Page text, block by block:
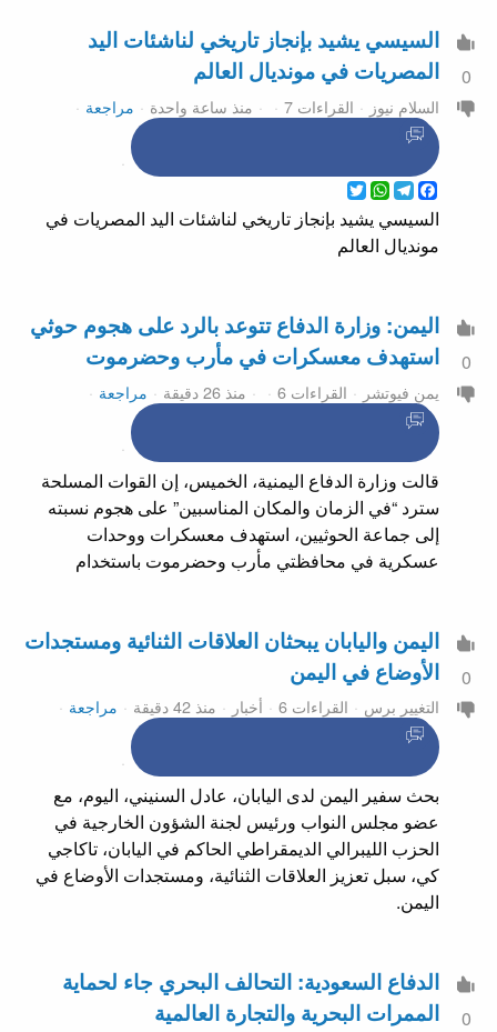
0
السيسي يشيد بإنجاز تاريخي لناشئات اليد
المصريات في مونديال العالم
السلام نيوز القراءات 7 منذ ساعة واحدة مراجعة
Twitter
WhatsApp
Telegram
Facebook
السيسي يشيد بإنجاز تاريخي لناشئات اليد المصريات في
مونديال العالم
0
اليمن: وزارة الدفاع تتوعد بالرد على هجوم حوثي
استهدف معسكرات في مأرب وحضرموت
يمن فيوتشر القراءات 6 منذ 26 دقيقة مراجعة
قالت وزارة الدفاع اليمنية، الخميس، إن القوات المسلحة
سترد “في الزمان والمكان المناسبين” على هجوم نسبته
إلى جماعة الحوثيين، استهدف معسكرات ووحدات
عسكرية في محافظتي مأرب وحضرموت باستخدام
0
اليمن واليابان يبحثان العلاقات الثنائية ومستجدات
الأوضاع في اليمن
التغيير برس القراءات 6 أخبار منذ 42 دقيقة مراجعة
بحث سفير اليمن لدى اليابان، عادل السنيني، اليوم، مع
عضو مجلس النواب ورئيس لجنة الشؤون الخارجية في
الحزب الليبرالي الديمقراطي الحاكم في اليابان، تاكاجي
كي، سبل تعزيز العلاقات الثنائية، ومستجدات الأوضاع في
اليمن.
0
الدفاع السعودية: التحالف البحري جاء لحماية
الممرات البحرية والتجارة العالمية